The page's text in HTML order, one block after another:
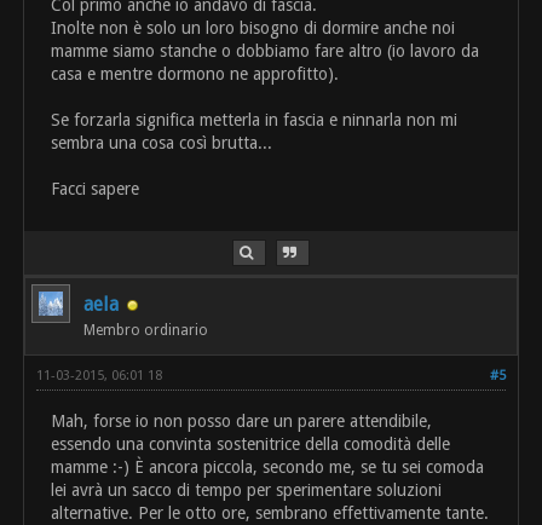
Col primo anche io andavo di fascia.
Inolte non è solo un loro bisogno di dormire anche noi
mamme siamo stanche o dobbiamo fare altro (io lavoro da
casa e mentre dormono ne approfitto).
Se forzarla significa metterla in fascia e ninnarla non mi
sembra una cosa così brutta...
Facci sapere
aela
Membro ordinario
#5
11-03-2015, 06:01 18
Mah, forse io non posso dare un parere attendibile,
essendo una convinta sostenitrice della comodità delle
mamme :-) È ancora piccola, secondo me, se tu sei comoda
lei avrà un sacco di tempo per sperimentare soluzioni
alternative. Per le otto ore, sembrano effettivamente tante.